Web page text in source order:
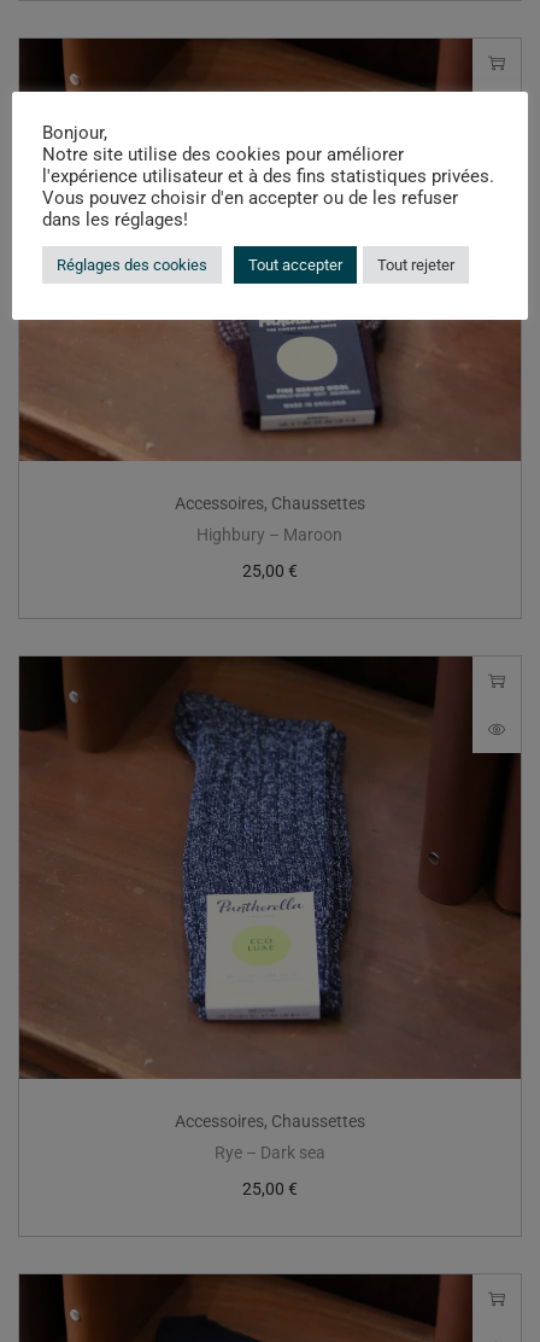
Accessoires, Chaussettes
Highbury – Maroon
25,00 €
Accessoires, Chaussettes
Rye – Dark sea
25,00 €
Bonjour,
Notre site utilise des cookies pour améliorer
l'expérience utilisateur et à des fins statistiques privées.
Vous pouvez choisir d'en accepter ou de les refuser
dans les réglages!
Réglages des cookies Tout accepter Tout rejeter